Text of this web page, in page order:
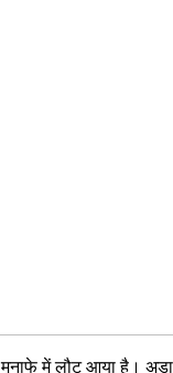
में लौट आया है।